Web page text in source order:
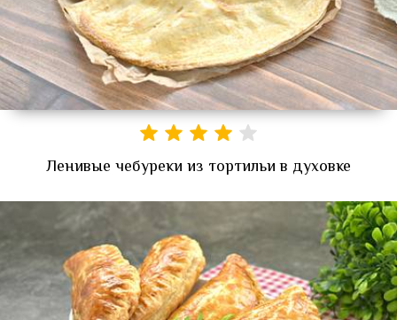
Ленивые чебуреки из тортильи в духовке